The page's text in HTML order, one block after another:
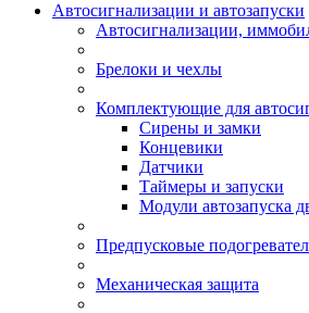
Автосигнализации и автозапуски
Автосигнализации,
Брелоки и чехлы
Комплектующие для
Сирены и замки
Концевики
Датчики
Таймеры и запуски
Модули автозапуска
Предпусковые
Механическая защита